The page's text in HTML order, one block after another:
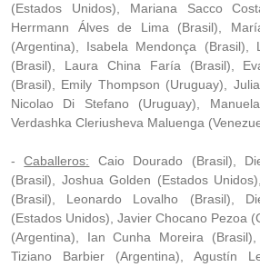
(Estados Unidos), Mariana Sacco
Herrmann Álves de Lima (Brasil),
(Argentina), Isabela Mendonça (Brasil),
(Brasil), Laura China Faría (Brasil),
(Brasil), Emily Thompson (Uruguay),
Nicolao Di Stefano (Uruguay),
Verdashka Cleriusheva Maluenga
-Caballeros: Caio Dourado (Brasil),
(Brasil), Joshua Golden (Estados
(Brasil), Leonardo Lovalho (Brasil),
(Estados Unidos), Javier Chocano Pezoa
(Argentina), Ian Cunha Moreira
Tiziano Barbier (Argentina), Agustín